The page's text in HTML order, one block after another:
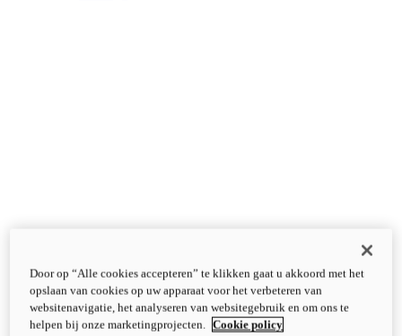
Door op “Alle cookies accepteren” te klikken gaat u akkoord met het
opslaan van cookies op uw apparaat voor het verbeteren van
websitenavigatie, het analyseren van websitegebruik en om ons te
helpen bij onze marketingprojecten.
Cookie policy